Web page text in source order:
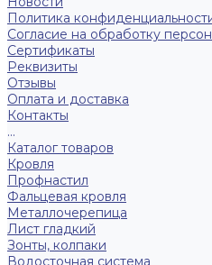
Политика
Согласие на обработку
Сертификаты
Реквизиты
Отзывы
Оплата и доставка
Контакты
...
Каталог товаров
Кровля
Профнастил
Фальцевая кровля
Металлочерепица
Лист гладкий
Зонты, колпаки
Водосточная система